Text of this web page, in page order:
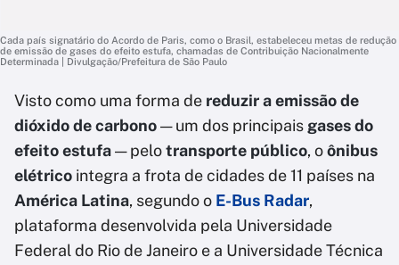
Cada país signatário do Acordo de Paris, como o Brasil, estabeleceu metas de redução
de emissão de gases do efeito estufa, chamadas de Contribuição Nacionalmente
Determinada | Divulgação/Prefeitura de São Paulo
Visto como uma forma de reduzir a emissão de
dióxido de carbono— um dos principais gases do
efeito estufa— pelotransporte público, oônibus
elétrico integra a frota de cidades de 11 países na
América Latina, segundo o E-Bus Radar,
plataforma desenvolvida pela Universidade
Federal do Rio de Janeiro e a Universidade Técnica